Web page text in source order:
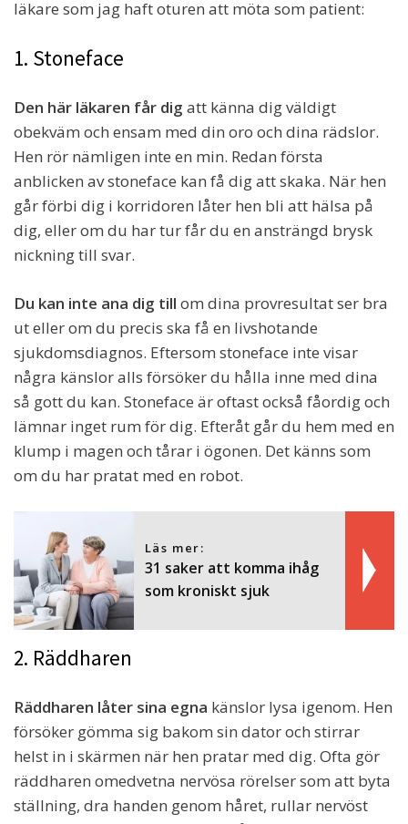
läkare som jag haft oturen att möta som patient:
1. Stoneface
Den här läkaren får dig att känna dig väldigt
obekväm och ensam med din oro och dina rädslor.
Hen rör nämligen inte en min. Redan första
anblicken av stoneface kan få dig att skaka. När hen
går förbi dig i korridoren låter hen bli att hälsa på
dig, eller om du har tur får du en ansträngd brysk
nickning till svar.
Du kan inte ana dig till om dina provresultat ser bra
ut eller om du precis ska få en livshotande
sjukdomsdiagnos. Eftersom stoneface inte visar
några känslor alls försöker du hålla inne med dina
så gott du kan. Stoneface är oftast också fåordig och
lämnar inget rum för dig. Efteråt går du hem med en
klump i magen och tårar i ögonen. Det känns som
om du har pratat med en robot.
Läs mer:
31 saker att komma ihåg
som kroniskt sjuk
2. Räddharen
Räddharen låter sina egna känslor lysa igenom. Hen
försöker gömma sig bakom sin dator och stirrar
helst in i skärmen när hen pratar med dig. Ofta gör
räddharen omedvetna nervösa rörelser som att byta
ställning, dra handen genom håret, rullar nervöst